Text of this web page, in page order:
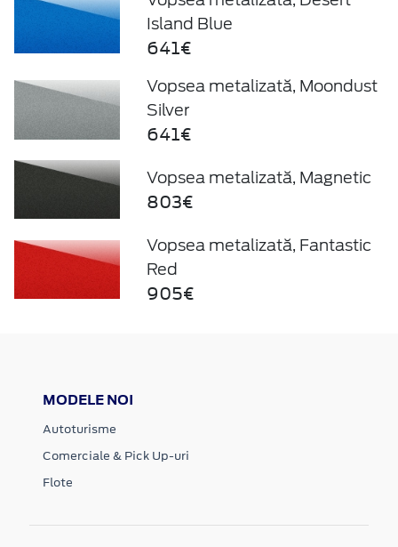
Island Blue
641€
Vopsea metalizată, Moondust
Silver
641€
Vopsea metalizată, Magnetic
803€
Vopsea metalizată, Fantastic
Red
905€
MODELE NOI
Autoturisme
Comerciale & Pick Up-uri
Flote